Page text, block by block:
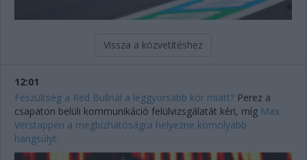
Vissza a közvetítéshez
12:01
Feszültség a Red Bullnál a leggyorsabb kör miatt? Perez a
csapaton belüli kommunikáció felülvizsgálatát kéri, míg Max
Verstappen a megbízhatóságra helyezne komolyabb
hangsúlyt.